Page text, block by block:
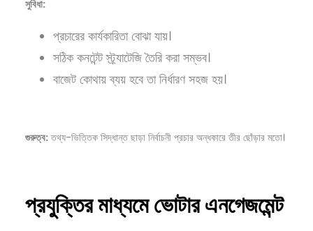
সুবিধা:
প্রচারের কার্যকারিতা বোঝা যায়।
সঠিক কনটেন্ট স্ট্র্যাটেজি তৈরি করা সম্ভব।
বাজেট কোথায় ব্যয় হবে তা নির্ধারণ সহজ হয়।
গুরুত্ব:তথ্য-ভিত্তিক সিদ্ধান্ত ছাড়া নির্বাচনী প্রচার অন্ধকারে তীর ছোঁড়ার মতো।
প্রযুক্তিরমাধ্যমেভোটারএনগেজমেন্ট